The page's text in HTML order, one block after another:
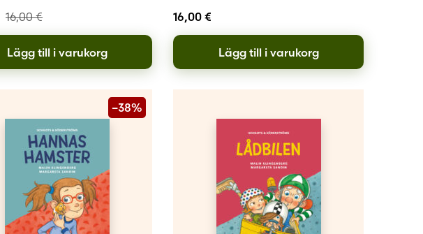
16,00€
Lägg till i varukorg
16,00 €
Lägg till i varukorg
–38%